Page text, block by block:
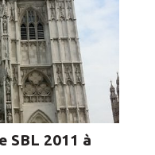
SBL 2011 à